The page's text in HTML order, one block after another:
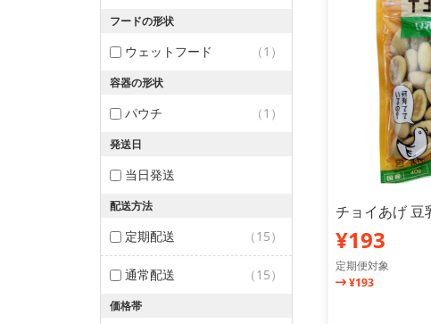
フードの形状
ウェットフード （1）
容器の形状
パウチ （1）
発送日
当日発送
配送方法
定期配送 （15）
通常配送 （15）
価格帯
チョイあげ 豆
¥193
定期便対象
¥193